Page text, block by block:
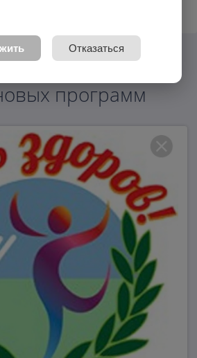
программ
Отказаться